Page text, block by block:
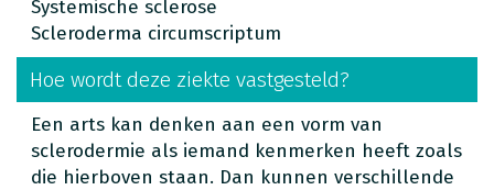
Systemische sclerose
Scleroderma circumscriptum
Hoe wordt deze ziekte vastgesteld?
Een arts kan denken aan een vorm van
sclerodermie als iemand kenmerken heeft zoals
die hierboven staan. Dan kunnen verschillende